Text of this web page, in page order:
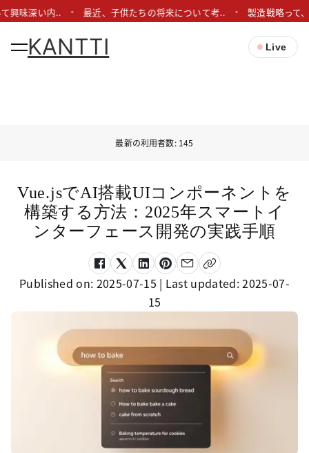
興味深い内.. 最近、子供たちの将来について考.. 製造戦略って
KANTTI Live
最新の利用者数: 145
Vue.jsでAI搭載UIコンポーネントを
構築する方法：2025年スマートイ
ンターフェース開発の実践手順
Published on: 2025-07-15 | Last updated:2025-07-
15